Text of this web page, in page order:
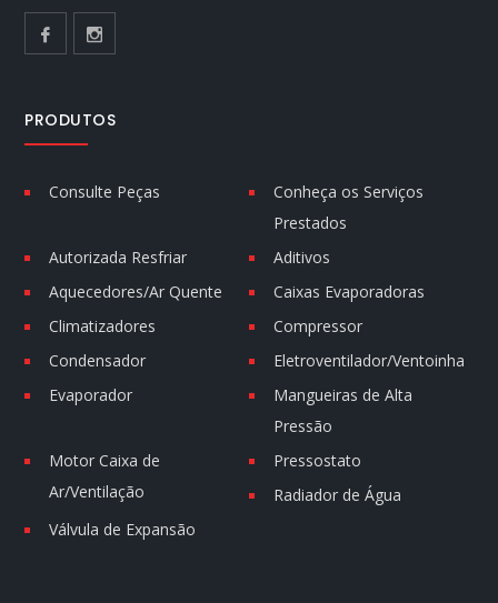
PRODUTOS
Consulte Peças
Conheça os Serviços
Prestados
Autorizada Resfriar
Aditivos
Aquecedores/Ar Quente
Caixas Evaporadoras
Climatizadores
Compressor
Condensador
Eletroventilador/Ventoinha
Evaporador
Mangueiras de Alta
Pressão
Motor Caixa de
Ar/Ventilação
Pressostato
Radiador de Água
Válvula de Expansão